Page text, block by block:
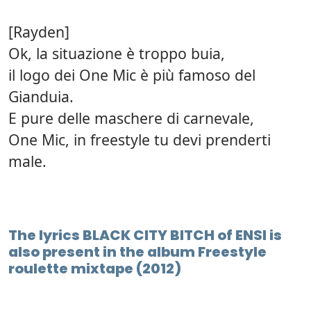
[Rayden]
Ok, la situazione è troppo buia,
il logo dei One Mic è più famoso del
Gianduia.
E pure delle maschere di carnevale,
One Mic, in freestyle tu devi prenderti
male.
The lyrics BLACK CITY BITCH of ENSI is
also present in the album Freestyle
roulette mixtape (2012)